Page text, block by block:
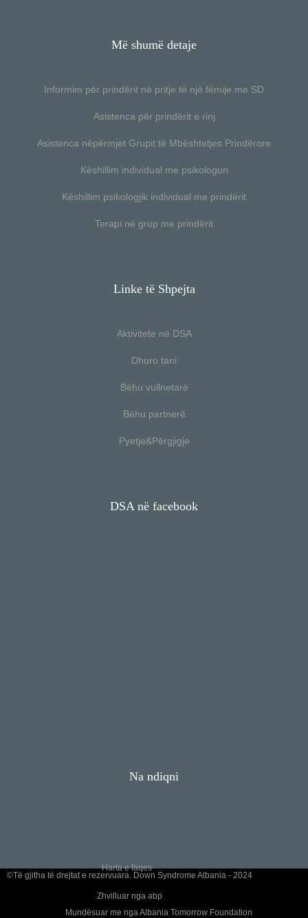
Më shumë detaje
Informim për prindërit në pritje të një fëmije me SD
Asistenca për prindërit e rinj
Asistenca nëpërmjet Grupit të Mbështetjes Prindërore
Këshillim individual me psikologun
Këshillim psikologjik individual me prindërit
Terapi në grup me prindërit
Linke të Shpejta
Aktivitete në DSA
Dhuro tani
Bëhu vullnetarë
Bëhu partnerë
Pyetje&Përgjigje
DSA në facebook
Na ndiqni
Harta e faqes
©Të gjitha të drejtat e rezervuara. Down Syndrome Albania - 2024
Zhvilluar nga abp
Mundësuar me nga Albania Tomorrow Foundation